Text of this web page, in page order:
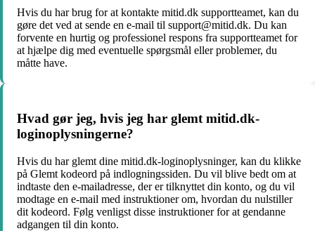
Hvis du har brug for at kontakte mitid.dk supportteamet, kan du
gøre det ved at sende en e-mail til support@mitid.dk. Du kan
forvente en hurtig og professionel respons fra supportteamet for
at hjælpe dig med eventuelle spørgsmål eller problemer, du
måtte have.
Hvad gør jeg, hvis jeg har glemt mitid.dk-
loginoplysningerne?
Hvis du har glemt dine mitid.dk-loginoplysninger, kan du klikke
på Glemt kodeord på indlogningssiden. Du vil blive bedt om at
indtaste den e-mailadresse, der er tilknyttet din konto, og du vil
modtage en e-mail med instruktioner om, hvordan du nulstiller
dit kodeord. Følg venligst disse instruktioner for at gendanne
adgangen til din konto.